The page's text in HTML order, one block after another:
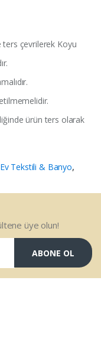
çevrilerek Koyu
ürün ters olarak
Ev Tekstili & Banyo,
üye olun!
ABONE OL